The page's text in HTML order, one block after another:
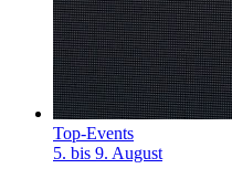
Top-Events
5. bis 9. August